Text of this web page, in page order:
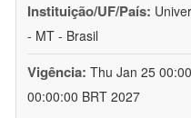
Instituição/UF/País:
- MT - Brasil
Vigência: Thu Jan 25
00:00:00 BRT 2027